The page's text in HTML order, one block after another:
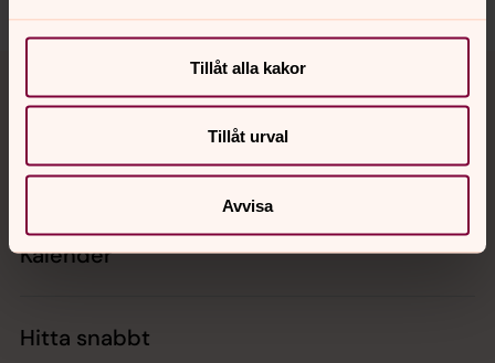
Tillåt alla kakor
Tillåt urval
Avvisa
Kontakt
Kalender
Hitta snabbt